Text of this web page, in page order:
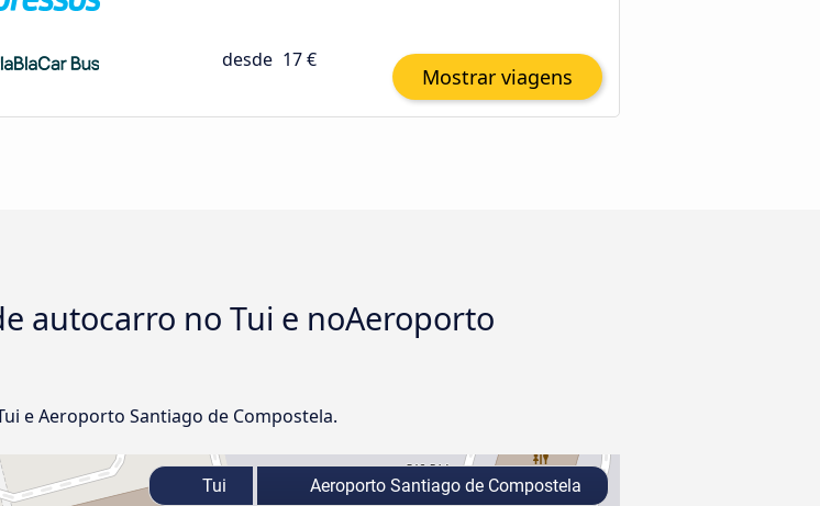
desde 17 €
Mostrar viagens
autocarro no Tui e noAeroporto
e Aeroporto Santiago de Compostela.
Tui Aeroporto Santiago de Compostela